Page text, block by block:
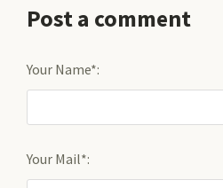
Post a comment
Your Name*:
Your Mail*: